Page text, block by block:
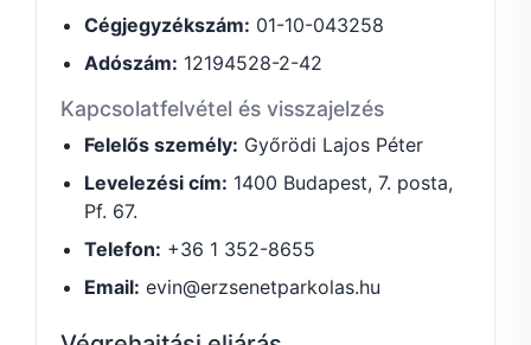
Cégjegyzékszám: 01-10-043258
Adószám: 12194528-2-42
Kapcsolatfelvétel és visszajelzés
Felelős személy: Győrödi Lajos Péter
Levelezési cím: 1400 Budapest, 7. posta,
Pf. 67.
Telefon: +36 1 352-8655
Email: evin@erzsenetparkolas.hu